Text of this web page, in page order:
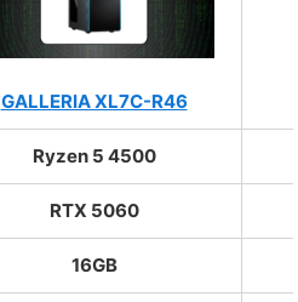
GALLERIA XL7C-R46
Ryzen 5 4500
RTX 5060
16GB